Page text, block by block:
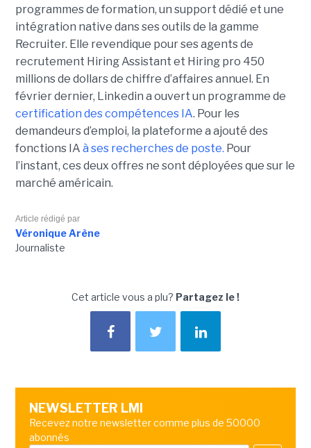
programmes de formation, un support dédié et une
intégration native dans ses outils de la gamme
Recruiter. Elle revendique pour ses agents de
recrutement Hiring Assistant et Hiring pro 450
millions de dollars de chiffre d’affaires annuel. En
février dernier, Linkedin a ouvert un programme de
certification des compétences IA. Pour les
demandeurs d’emploi, la plateforme a ajouté des
fonctions IA à ses recherches de poste. Pour
l’instant, ces deux offres ne sont déployées que sur le
marché américain.
Article rédigé par
Véronique Arène
Journaliste
Cet article vous a plu? Partagez le !
NEWSLETTER LMI
Recevez notre newsletter comme plus de 50000
abonnés